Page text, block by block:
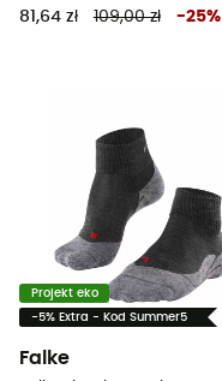
81,64 zł 109,00 zł -25%
Projekt eko
-5% Extra - Kod Summer5
Falke